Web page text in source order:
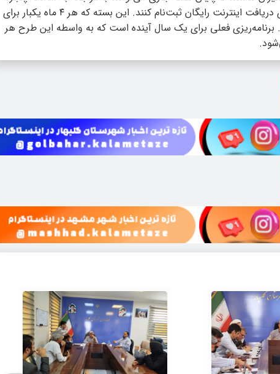
ملی خدمات دولت هوشمند my.gov.ir یا با شماره‌گیری کد #۱۲۳۴*۴* برای دریافت اینترنت رایگان ثبت‌نام کنند. این بسته که هر ۴ ماه یکبار برای
شامل ۱۰ گیگابایت اینترنت است. برنامه‌ریزی فعلی برای یک سال آینده است که به واسطه این طرح هر